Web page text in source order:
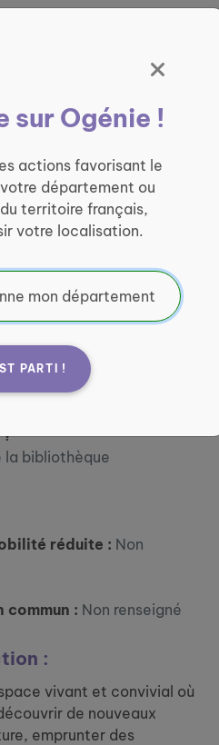
sur Ogénie !
actions favorisant le
département ou
territoire français,
votre localisation.
PARTI !
FAYCELLES
:
la bibliothèque
réduite : Non
: Non renseigné
:
vivant et convivial où
de nouveaux
emprunter des